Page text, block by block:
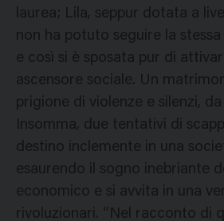
laurea; Lila, seppur dotata a
non ha potuto seguire la stessa
e così si è sposata pur di
ascensore sociale. Un
prigione di violenze e silenzi,
Insomma, due tentativi di
destino inclemente in una
esaurendo il sogno inebriante
economico e si avvita in una
rivoluzionari. “Nel racconto di